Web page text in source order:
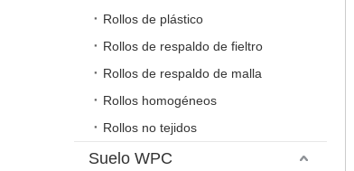
Rollos de plástico
Rollos de respaldo de fieltro
Rollos de respaldo de malla
Rollos homogéneos
Rollos no tejidos
Suelo WPC